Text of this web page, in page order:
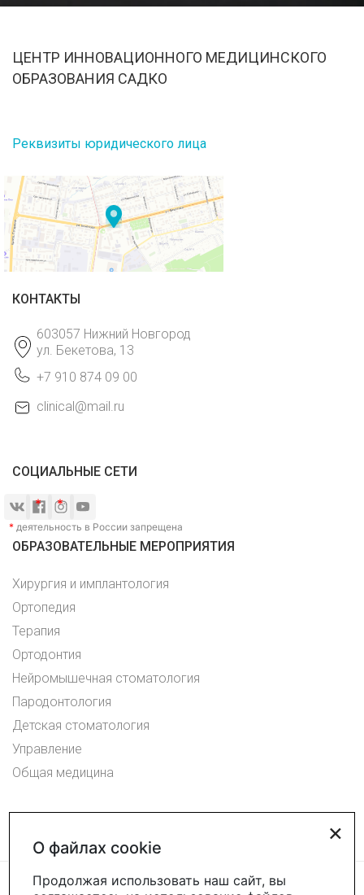
ЦЕНТР ИННОВАЦИОННОГО МЕДИЦИНСКОГО
ОБРАЗОВАНИЯ САДКО
Реквизиты юридического лица
КОНТАКТЫ
603057 Нижний Новгород
ул. Бекетова, 13
+7 910 874 09 00
clinical@mail.ru
СОЦИАЛЬНЫЕ СЕТИ
* деятельность в России запрещена
ОБРАЗОВАТЕЛЬНЫЕ МЕРОПРИЯТИЯ
Хирургия и имплантология
Ортопедия
Терапия
Ортодонтия
Нейромышечная стоматология
Пародонтология
Детская стоматология
Управление
Общая медицина
×
О файлах cookie
Продолжая использовать наш сайт, вы